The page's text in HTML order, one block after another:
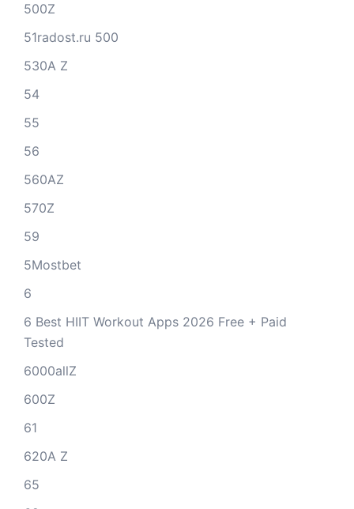
500Z
51radost.ru 500
530A Z
54
55
56
560AZ
570Z
59
5Mostbet
6
6 Best HIIT Workout Apps 2026 Free + Paid
Tested
6000allZ
600Z
61
620A Z
65